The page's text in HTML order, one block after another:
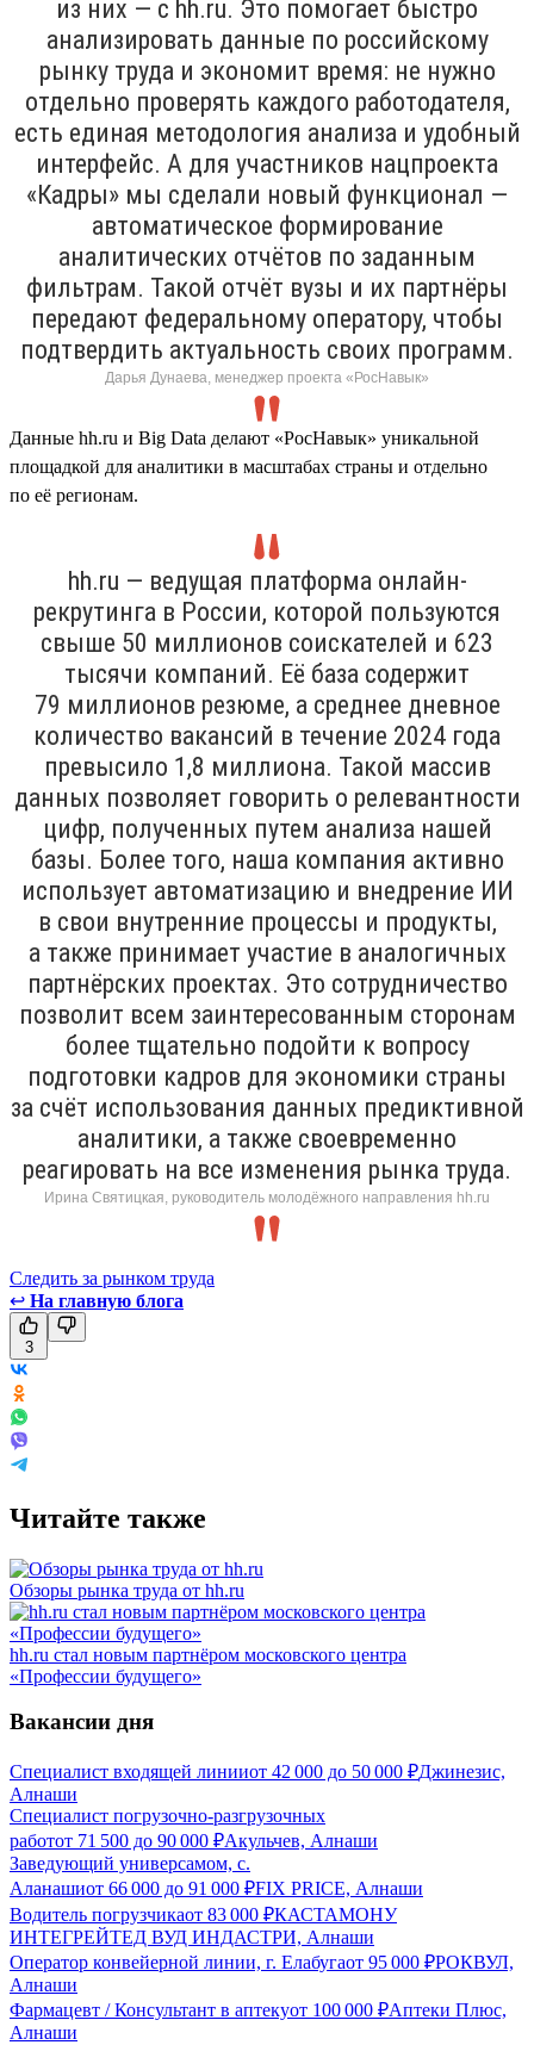
из них — с hh.ru. Это помогает быстро
анализировать данные по российскому
рынку труда и экономит время: не нужно
отдельно проверять каждого работодателя,
есть единая методология анализа и удобный
интерфейс. А для участников нацпроекта
«Кадры» мы сделали новый функционал —
автоматическое формирование
аналитических отчётов по заданным
фильтрам. Такой отчёт вузы и их партнёры
передают федеральному оператору, чтобы
подтвердить актуальность своих программ.
Дарья Дунаева, менеджер проекта «РосНавык»
Данные hh.ru и Big Data делают «РосНавык» уникальной
площадкой для аналитики в масштабах страны и отдельно
по её регионам.
hh.ru — ведущая платформа онлайн-
рекрутинга в России, которой пользуются
свыше 50 миллионов соискателей и 623
тысячи компаний. Её база содержит
79 миллионов резюме, а среднее дневное
количество вакансий в течение 2024 года
превысило 1,8 миллиона. Такой массив
данных позволяет говорить о релевантности
цифр, полученных путем анализа нашей
базы. Более того, наша компания активно
использует автоматизацию и внедрение ИИ
в свои внутренние процессы и продукты,
а также принимает участие в аналогичных
партнёрских проектах. Это сотрудничество
позволит всем заинтересованным сторонам
более тщательно подойти к вопросу
подготовки кадров для экономики страны
за счёт использования данных предиктивной
аналитики, а также своевременно
реагировать на все изменения рынка труда.
Ирина Святицкая, руководитель молодёжного направления hh.ru
Следить за рынком труда
↩ На главную блога
3
Читайте также
Обзоры рынка труда от hh.ru
hh.ru стал новым партнёром московского центра
«Профессии будущего»
Вакансии дня
Специалист входящей линииот 42 000 до 50 000 ₽Джинезис,
Алнаши
Специалист погрузочно-разгрузочных
работот 71 500 до 90 000 ₽Акульчев, Алнаши
Заведующий универсамом, с.
Аланашиот 66 000 до 91 000 ₽FIX PRICE, Алнаши
Водитель погрузчикаот 83 000 ₽КАСТАМОНУ
ИНТЕГРЕЙТЕД ВУД ИНДАСТРИ, Алнаши
Оператор конвейерной линии, г. Елабугаот 95 000 ₽РОКВУЛ,
Алнаши
Фармацевт / Консультант в аптекуот 100 000 ₽Аптеки Плюс,
Алнаши